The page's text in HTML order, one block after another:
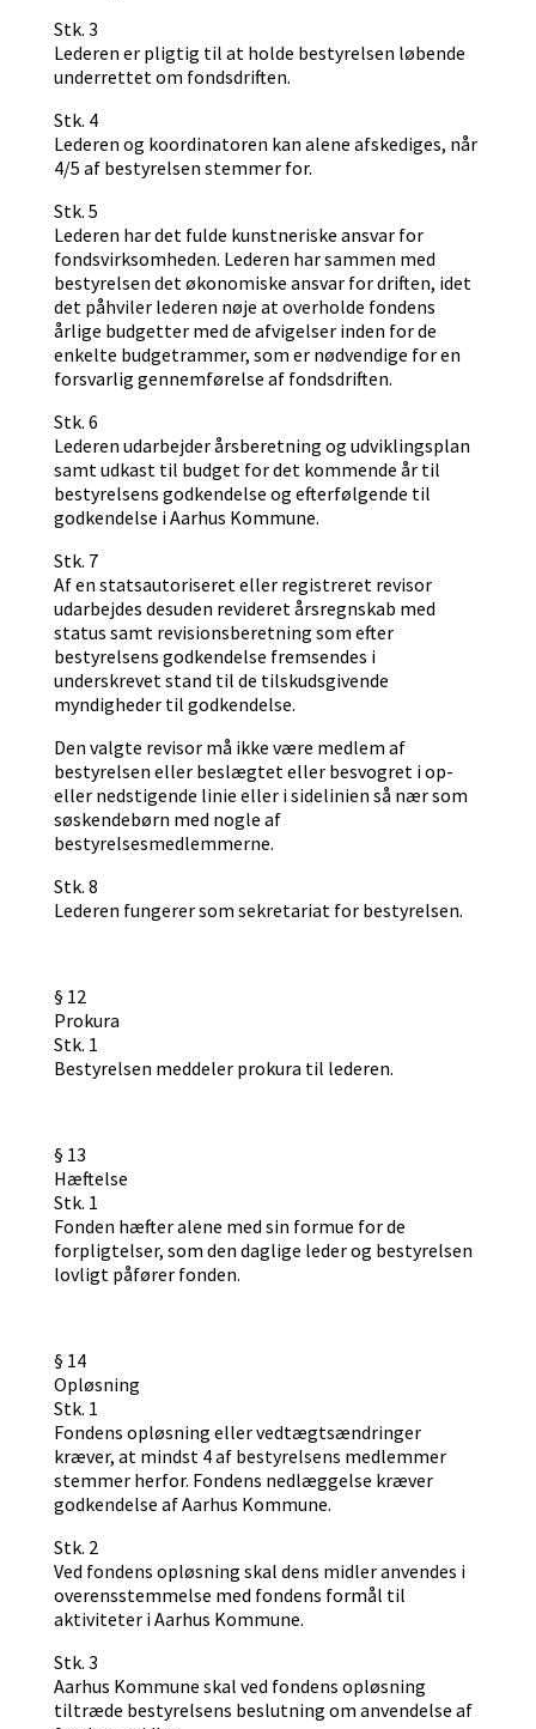
Stk. 3
Lederen er pligtig til at holde bestyrelsen løbende
underrettet om fondsdriften.
Stk. 4
Lederen og koordinatoren kan alene afskediges, når
4/5 af bestyrelsen stemmer for.
Stk. 5
Lederen har det fulde kunstneriske ansvar for
fondsvirksomheden. Lederen har sammen med
bestyrelsen det økonomiske ansvar for driften, idet
det påhviler lederen nøje at overholde fondens
årlige budgetter med de afvigelser inden for de
enkelte budgetrammer, som er nødvendige for en
forsvarlig gennemførelse af fondsdriften.
Stk. 6
Lederen udarbejder årsberetning og udviklingsplan
samt udkast til budget for det kommende år til
bestyrelsens godkendelse og efterfølgende til
godkendelse i Aarhus Kommune.
Stk. 7
Af en statsautoriseret eller registreret revisor
udarbejdes desuden revideret årsregnskab med
status samt revisionsberetning som efter
bestyrelsens godkendelse fremsendes i
underskrevet stand til de tilskudsgivende
myndigheder til godkendelse.
Den valgte revisor må ikke være medlem af
bestyrelsen eller beslægtet eller besvogret i op-
eller nedstigende linie eller i sidelinien så nær som
søskendebørn med nogle af
bestyrelsesmedlemmerne.
Stk. 8
Lederen fungerer som sekretariat for bestyrelsen.
§ 12
Prokura
Stk. 1
Bestyrelsen meddeler prokura til lederen.
§ 13
Hæftelse
Stk. 1
Fonden hæfter alene med sin formue for de
forpligtelser, som den daglige leder og bestyrelsen
lovligt påfører fonden.
§ 14
Opløsning
Stk. 1
Fondens opløsning eller vedtægtsændringer
kræver, at mindst 4 af bestyrelsens medlemmer
stemmer herfor. Fondens nedlæggelse kræver
godkendelse af Aarhus Kommune.
Stk. 2
Ved fondens opløsning skal dens midler anvendes i
overensstemmelse med fondens formål til
aktiviteter i Aarhus Kommune.
Stk. 3
Aarhus Kommune skal ved fondens opløsning
tiltræde bestyrelsens beslutning om anvendelse af